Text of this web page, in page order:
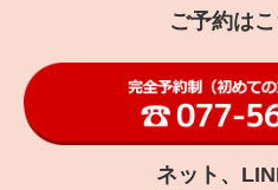
ご予約は
ネット、